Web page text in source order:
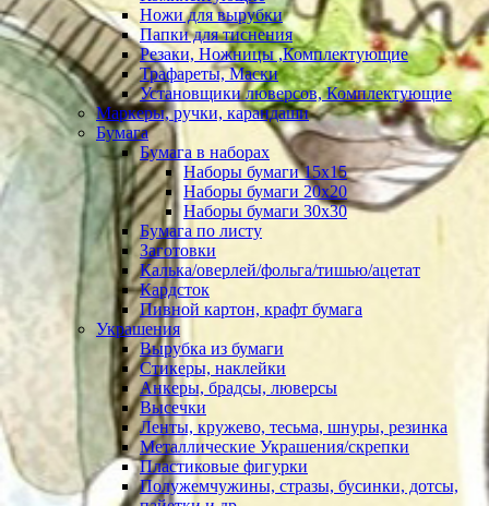
Ножи для вырубки
Папки для тиснения
Резаки, Ножницы ,Комплектующие
Трафареты, Маски
Установщики люверсов, Комплектующие
Маркеры, ручки, карандаши
Бумага
Бумага в наборах
Наборы бумаги 15х15
Наборы бумаги 20х20
Наборы бумаги 30х30
Бумага по листу
Заготовки
Калька/оверлей/фольга/тишью/ацетат
Кардсток
Пивной картон, крафт бумага
Украшения
Вырубка из бумаги
Стикеры, наклейки
Анкеры, брадсы, люверсы
Высечки
Ленты, кружево, тесьма, шнуры, резинка
Металлические Украшения/скрепки
Пластиковые фигурки
Полужемчужины, стразы, бусинки, дотсы,